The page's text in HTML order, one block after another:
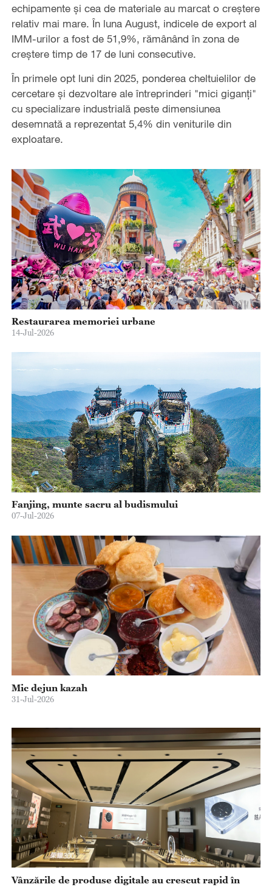
echipamente și cea de materiale au marcat o creștere
relativ mai mare. În luna August, indicele de export al
IMM-urilor a fost de 51,9%, rămânând în zona de
creștere timp de 17 de luni consecutive.
În primele opt luni din 2025, ponderea cheltuielilor de
cercetare și dezvoltare ale întreprinderi "mici giganți"
cu specializare industrială peste dimensiunea
desemnată a reprezentat 5,4% din veniturile din
exploatare.
Restaurarea memoriei urbane
14-Jul-2026
Fanjing, munte sacru al budismului
07-Jul-2026
Mic dejun kazah
31-Jul-2026
Vânzările de produse digitale au crescut rapid în